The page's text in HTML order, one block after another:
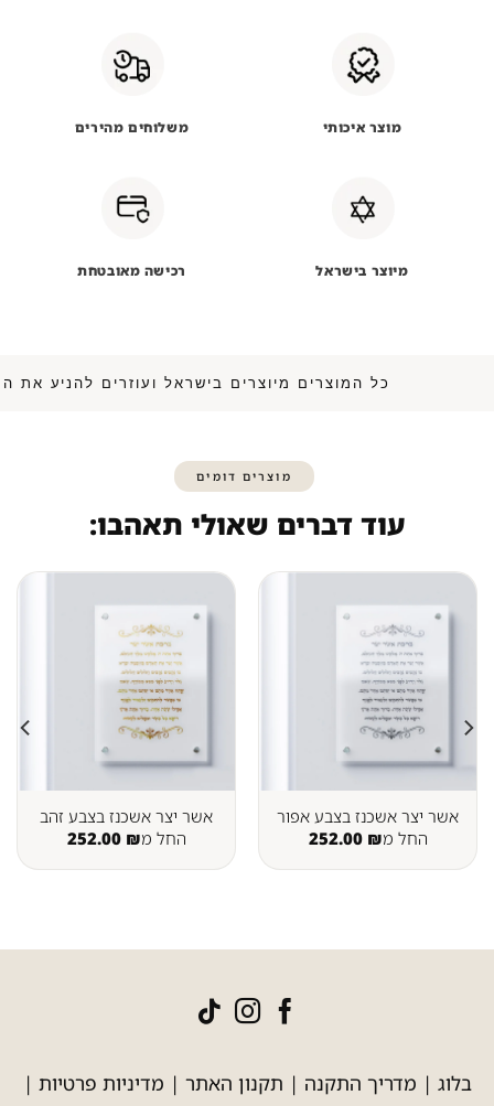
מוצר איכותי משלוחים מהירים
מיוצר בישראל רכישה מאובטחת
כל המוצרים מיוצרים בישראל ועוזרים
מוצרים דומים
עוד דברים שאולי תאהבו:
אשר יצר אשכנז בצבע אפור
החל מ
252.00 ₪
אשר יצר אשכנז בצבע זהב
החל מ
252.00 ₪
בלוג | מדריך התקנה | תקנון האתר | מדיניות פרטיות |